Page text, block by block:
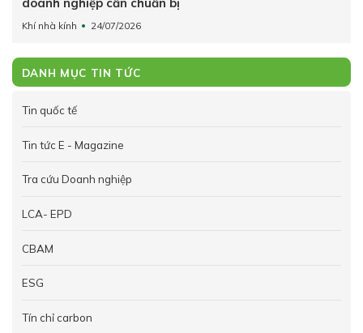
Khí nhà kính 24/07/2026
DANH MỤC TIN TỨC
Tin quốc tế
Tin tức E - Magazine
Tra cứu Doanh nghiệp
LCA- EPD
CBAM
ESG
Tín chỉ carbon